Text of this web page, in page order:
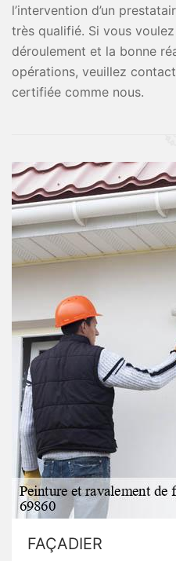
l’intervention d’un
très qualifié. Si vous
déroulement et la bonne
opérations, veuillez
certifiée comme nous.
FAÇADIER